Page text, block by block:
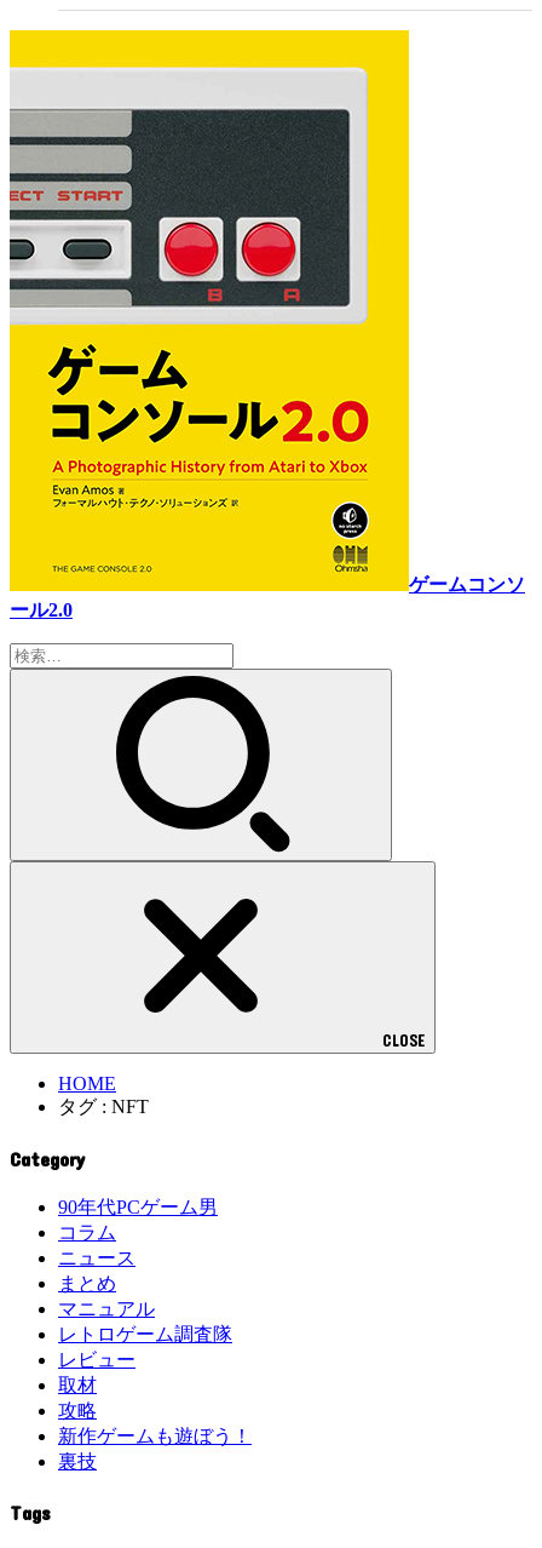
ゲームコンソ
ール2.0
検
索:
CLOSE
HOME
タグ : NFT
Category
90年代PCゲーム男
コラム
ニュース
まとめ
マニュアル
レトロゲーム調査隊
レビュー
取材
攻略
新作ゲームも遊ぼう！
裏技
Tags